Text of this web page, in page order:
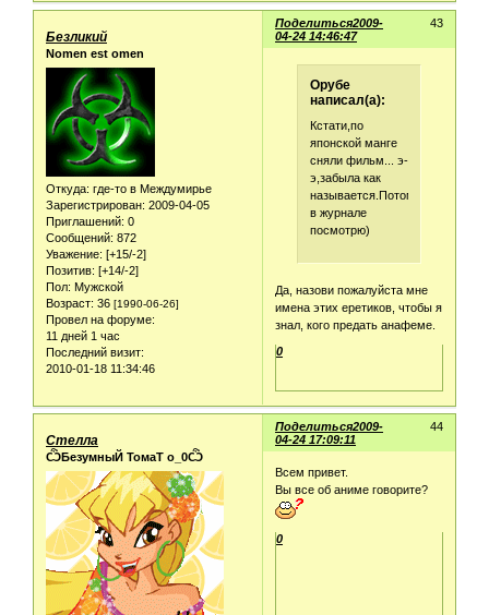
Поделиться 43
2009-
04-24 14:46:47
Безликий
Nomen est omen
Откуда: где-то в Междумирье
Зарегистрирован: 2009-04-05
Приглашений: 0
Сообщений: 872
Уважение: [+15/-2]
Позитив: [+14/-2]
Пол: Мужской
Возраст: 36 [1990-06-26]
Провел на форуме:
11 дней 1 час
Последний визит:
2010-01-18 11:34:46
Орубе
написал(а):
Кстати,по
японской манге
сняли фильм... э-
э,забыла как
называется.Потом
в журнале
посмотрю)
Да, назови пожалуйста мне
имена этих еретиков, чтобы я
знал, кого предать анафеме.
0
Поделиться 44
2009-
04-24 17:09:11
Стелла
ѼБезумныЙ ТомаТ о_0Ѽ
Всем привет.
Вы все об аниме говорите?
0